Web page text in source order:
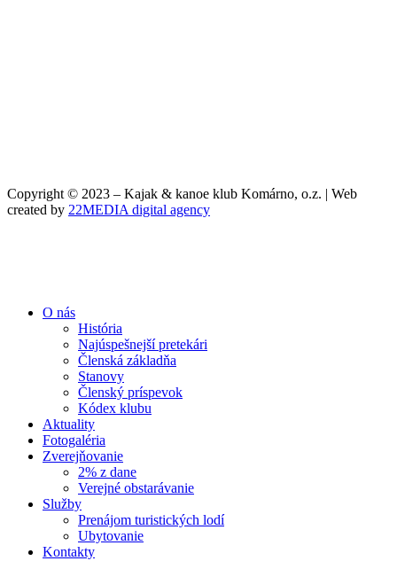
Copyright © 2023 – Kajak & kanoe klub Komárno, o.z. | Web
created by 22MEDIA digital agency
O nás
História
Najúspešnejší pretekári
Členská základňa
Stanovy
Členský príspevok
Kódex klubu
Aktuality
Fotogaléria
Zverejňovanie
2% z dane
Verejné obstarávanie
Služby
Prenájom turistických lodí
Ubytovanie
Kontakty